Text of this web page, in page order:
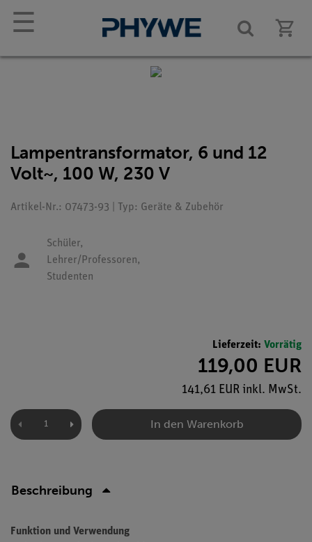
☰
Lampentransformator, 6 und 12
Volt~, 100 W, 230 V
Artikel-Nr.: 07473-93 | Typ: Geräte & Zubehör
Schüler,
Lehrer/Professoren,
Studenten
Lieferzeit: Vorrätig
119,00 EUR
141,61 EUR inkl. MwSt.
In den Warenkorb
Beschreibung
Funktion und Verwendung